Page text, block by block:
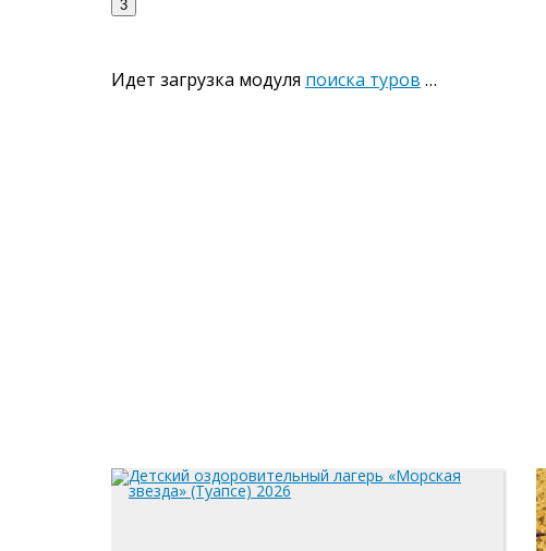
3
Идет загрузка модуля поиска туров …